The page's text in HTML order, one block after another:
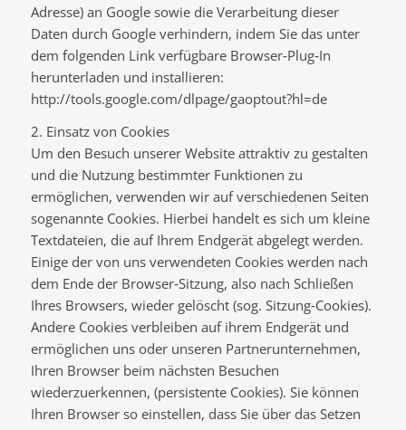
Adresse) an Google sowie die Verarbeitung dieser
Daten durch Google verhindern, indem Sie das unter
dem folgenden Link verfügbare Browser‐Plug‐In
herunterladen und installieren:
http://tools.google.com/dlpage/gaoptout?hl=de
2. Einsatz von Cookies
Um den Besuch unserer Website attraktiv zu gestalten
und die Nutzung bestimmter Funktionen zu
ermöglichen, verwenden wir auf verschiedenen Seiten
sogenannte Cookies. Hierbei handelt es sich um kleine
Textdateien, die auf Ihrem Endgerät abgelegt werden.
Einige der von uns verwendeten Cookies werden nach
dem Ende der Browser‐Sitzung, also nach Schließen
Ihres Browsers, wieder gelöscht (sog. Sitzung‐Cookies).
Andere Cookies verbleiben auf ihrem Endgerät und
ermöglichen uns oder unseren Partnerunternehmen,
Ihren Browser beim nächsten Besuchen
wiederzuerkennen, (persistente Cookies). Sie können
Ihren Browser so einstellen, dass Sie über das Setzen